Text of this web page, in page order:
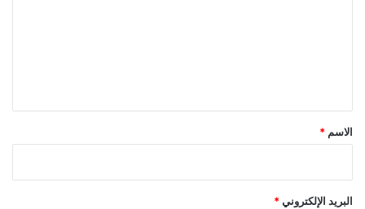
*
الاسم *
البريد الإلكتروني*